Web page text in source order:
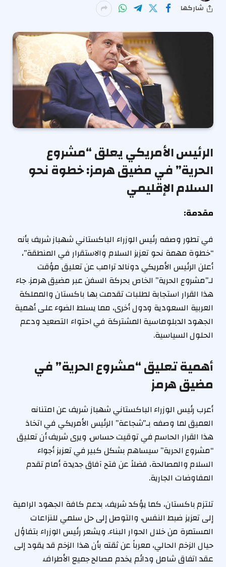
شاركها
الرئيس الأمريكي يعلق “مشروع
الحرية” في مضيق هرمز: خطوة نحو
السلام الإقليمي
مقدمة:
في تطور وصفه رئيس الوزراء الباكستاني شهباز شريف بأنه
“خطوة مهمة نحو تعزيز السلام والاستقرار في المنطقة”،
أعلن الرئيس الأمريكي دونالد ترامب عن تعليق مؤقت
لـ”مشروع الحرية” الخاص بحركة السفن عبر مضيق هرمز. جاء
هذا القرار استجابة لطلبات تقدمت بها باكستان والمملكة
العربية السعودية ودول أخرى، مما يسلط الضوء على أهمية
الجهود الدبلوماسية المشتركة في احتواء التصعيد ودعم
الحلول السياسية.
أهمية تعليق “مشروع الحرية” في
مضيق هرمز
أعرب رئيس الوزراء الباكستاني شهباز شريف عن امتنانه
العميق لما وصفه بـ”شجاعة” الرئيس الأمريكي في اتخاذ
هذا القرار الحاسم في توقيت حساس. ويرى شريف أن تعليق
“مشروع الحرية” سيساهم بشكل كبير في تعزيز أجواء
السلام والمصالحة، فضلاً عن فتح آفاق جديدة أمام تقدم
المفاوضات الجارية.
تلتزم باكستان، كما يؤكد شريف، بدعم كافة الجهود الرامية
إلى تعزيز ضبط النفس، والتوصل إلى حل سلمي للنزاعات
المستمرة من خلال الحوار البناء. ويشعر رئيس الوزراء بتفاؤل
حيال الزخم الحالي، معرباً عن ثقته بأن هذا الزخم قد يقود إلى
عقد اتفاق شامل ودائم يخدم مصالح جميع الأطراف.